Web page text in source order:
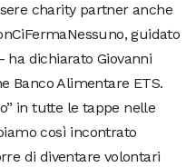
charity partner anche
guidato
ha dichiarato Giovanni
Banco Alimentare ETS.
in tutte le tappe nelle
così incontrato
di diventare volontari